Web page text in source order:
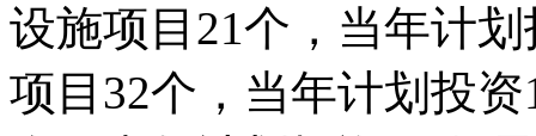
设施项目21个，当年计
项目32个，当年计划投